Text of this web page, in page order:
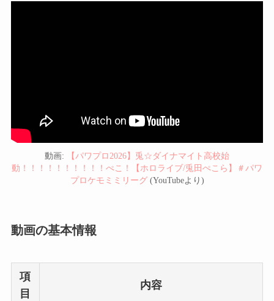
動画:
【パワプロ2026】兎☆ダイナマイト高校始
動！！！！！！！！！！ぺこ！【ホロライブ/兎田ぺこら】＃パワ
プロケモミミリーグ(YouTubeより)
動画の基本情報
項
目
内容